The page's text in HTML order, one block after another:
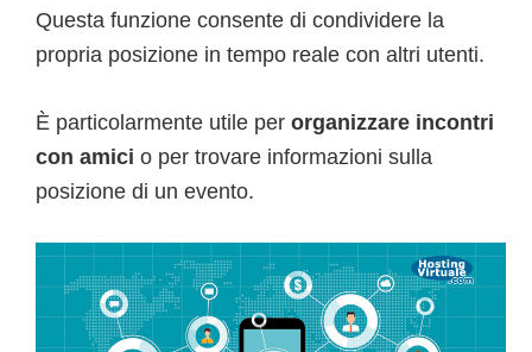
Questa funzione consente di condividere la
propria posizione in tempo reale con altri utenti.
È particolarmente utile per organizzare incontri
con amici o per trovare informazioni sulla
posizione di un evento.